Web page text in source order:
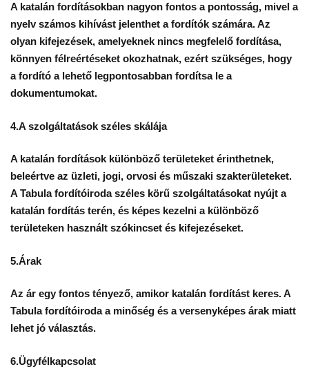
A katalán fordításokban nagyon fontos a pontosság, mivel a
nyelv számos kihívást jelenthet a fordítók számára. Az
olyan kifejezések, amelyeknek nincs megfelelő fordítása,
könnyen félreértéseket okozhatnak, ezért szükséges, hogy
a fordító a lehető legpontosabban fordítsa le a
dokumentumokat.
4.A szolgáltatások széles skálája
A katalán fordítások különböző területeket érinthetnek,
beleértve az üzleti, jogi, orvosi és műszaki szakterületeket.
A Tabula fordítóiroda széles körű szolgáltatásokat nyújt a
katalán fordítás terén, és képes kezelni a különböző
területeken használt szókincset és kifejezéseket.
5.Árak
Az ár egy fontos tényező, amikor katalán fordítást keres. A
Tabula fordítóiroda a minőség és a versenyképes árak miatt
lehet jó választás.
6.Ügyfélkapcsolat